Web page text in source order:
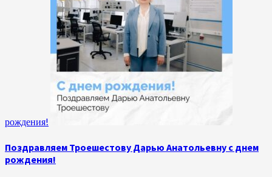
рождения!
Поздравляем Троешестову Дарью Анатольевну с днем
рождения!